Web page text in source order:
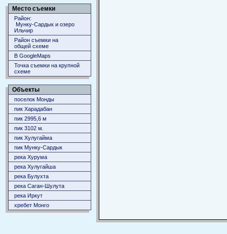
Место съемки
Район:
Мунку-Сардык и озеро
Ильчир
Район съемки на
общей схеме
В GoogleMaps
Точка съемки на крупной
схеме
Объекты
поселок Монды
пик Харадабан
пик 2995,6 м
пик 3102 м.
пик Хулугайма
пик Мунку-Сардык
река Хурума
река Хулугайша
река Булухта
река Саган-Шулута
река Иркут
хребет Монго